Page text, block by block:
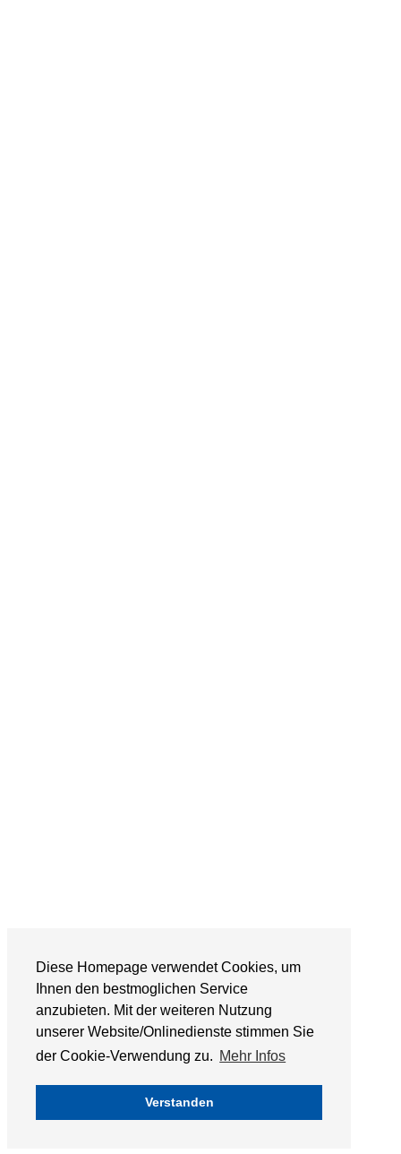
Diese Homepage verwendet Cookies, um
Ihnen den bestmoglichen Service
anzubieten. Mit der weiteren Nutzung
unserer Website/Onlinedienste stimmen Sie
der Cookie-Verwendung zu. Mehr Infos
Verstanden